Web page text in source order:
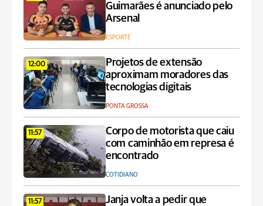
Guimarães é anunciado pelo
Arsenal
ESPORTE
12:00
Projetos de extensão
aproximam moradores das
tecnologias digitais
PONTA GROSSA
11:57
Corpo de motorista que caiu
com caminhão em represa é
encontrado
COTIDIANO
11:57
Janja volta a pedir que